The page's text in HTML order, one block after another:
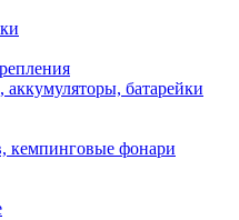
аккумуляторы, батарейки
кемпинговые фонари